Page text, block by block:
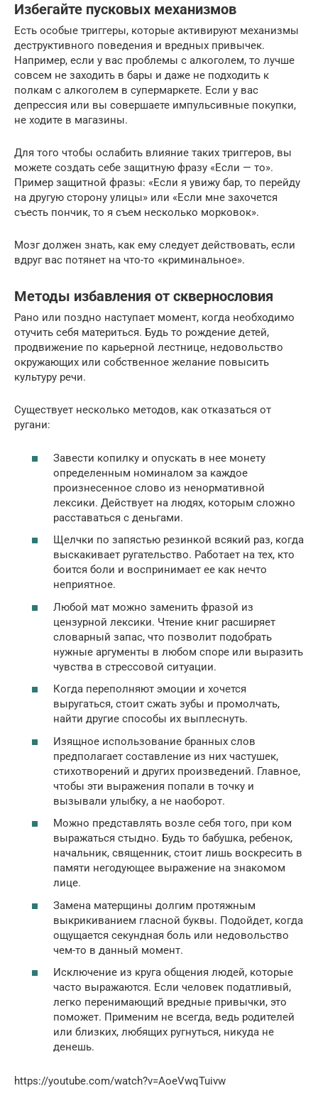
Избегайте пусковых механизмов
Есть особые триггеры, которые активируют механизмы
деструктивного поведения и вредных привычек.
Например, если у вас проблемы с алкоголем, то лучше
совсем не заходить в бары и даже не подходить к
полкам с алкоголем в супермаркете. Если у вас
депрессия или вы совершаете импульсивные покупки,
не ходите в магазины.
Для того чтобы ослабить влияние таких триггеров, вы
можете создать себе защитную фразу «Если — то».
Пример защитной фразы: «Если я увижу бар, то перейду
на другую сторону улицы» или «Если мне захочется
съесть пончик, то я съем несколько морковок».
Мозг должен знать, как ему следует действовать, если
вдруг вас потянет на что-то «криминальное».
Методы избавления от сквернословия
Рано или поздно наступает момент, когда необходимо
отучить себя материться. Будь то рождение детей,
продвижение по карьерной лестнице, недовольство
окружающих или собственное желание повысить
культуру речи.
Существует несколько методов, как отказаться от
ругани:
Завести копилку и опускать в нее монету
определенным номиналом за каждое
произнесенное слово из ненормативной
лексики. Действует на людях, которым сложно
расставаться с деньгами.
Щелчки по запястью резинкой всякий раз, когда
выскакивает ругательство. Работает на тех, кто
боится боли и воспринимает ее как нечто
неприятное.
Любой мат можно заменить фразой из
цензурной лексики. Чтение книг расширяет
словарный запас, что позволит подобрать
нужные аргументы в любом споре или выразить
чувства в стрессовой ситуации.
Когда переполняют эмоции и хочется
выругаться, стоит сжать зубы и промолчать,
найти другие способы их выплеснуть.
Изящное использование бранных слов
предполагает составление из них частушек,
стихотворений и других произведений. Главное,
чтобы эти выражения попали в точку и
вызывали улыбку, а не наоборот.
Можно представлять возле себя того, при ком
выражаться стыдно. Будь то бабушка, ребенок,
начальник, священник, стоит лишь воскресить в
памяти негодующее выражение на знакомом
лице.
Замена матерщины долгим протяжным
выкрикиванием гласной буквы. Подойдет, когда
ощущается секундная боль или недовольство
чем-то в данный момент.
Исключение из круга общения людей, которые
часто выражаются. Если человек податливый,
легко перенимающий вредные привычки, это
поможет. Применим не всегда, ведь родителей
или близких, любящих ругнуться, никуда не
денешь.
https://youtube.com/watch?v=AoeVwqTuivw